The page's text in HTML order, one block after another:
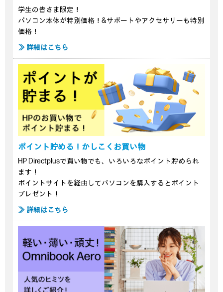
学生の皆さま限定！
パソコン本体が特別価格！&サポートやアクセサリーも特別
価格！
≫ 詳細はこちら
ポイント貯める！かしこくお買い物
HP Directplusで買い物でも、いろいろなポイント貯められ
ます！
ポイントサイトを経由してパソコンを購入するとポイント
プレゼント！
≫ 詳細はこちら